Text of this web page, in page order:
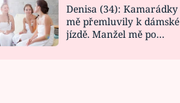
Denisa (34): Kamarádky
mě přemluvily k dámské
jízdě. Manžel mě po